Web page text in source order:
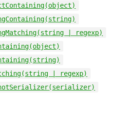
| regexp)
| regexp)